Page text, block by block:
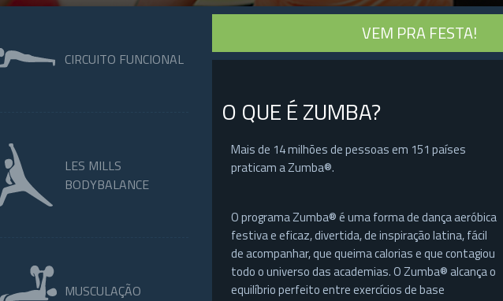
CIRCUITO FUNCIONAL
LES MILLS
BODYBALANCE
MUSCULAÇÃO
VEM PRA FESTA!
O QUE É ZUMBA?
Mais de 14 milhões de pessoas em 151 países
praticam a Zumba®.
O programa Zumba® é uma forma de dança aeróbica
festiva e eficaz, divertida, de inspiração latina, fácil
de acompanhar, que queima calorias e que contagiou
todo o universo das academias. O Zumba® alcança o
equilíbrio perfeito entre exercícios de base